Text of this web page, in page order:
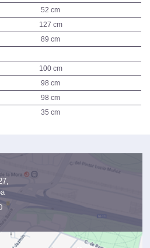
52 cm
127 cm
89 cm
100 cm
98 cm
98 cm
35 cm